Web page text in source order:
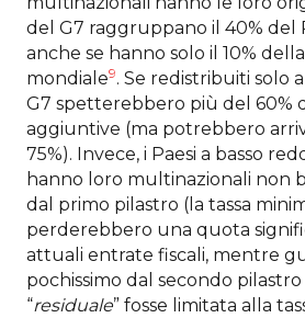
del G7 raggruppano il 40% del
anche se hanno solo il 10%
mondiale9. Se redistribuiti solo
G7 spetterebbero più del 60%
aggiuntive (ma potrebbero
75%). Invece, i Paesi a basso
hanno loro multinazionali non
dal primo pilastro (la tassa
perderebbero una quota
attuali entrate fiscali, mentre
pochissimo dal secondo
“residuale” fosse limitata alla